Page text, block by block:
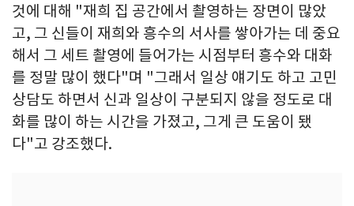
것에 대해 "재희 집 공간에서 촬영하는 장면이 많았
고, 그 신들이 재희와 흥수의 서사를 쌓아가는 데 중요
해서 그 세트 촬영에 들어가는 시점부터 흥수와 대화
를 정말 많이 했다"며 "그래서 일상 얘기도 하고 고민
상담도 하면서 신과 일상이 구분되지 않을 정도로 대
화를 많이 하는 시간을 가졌고, 그게 큰 도움이 됐
다"고 강조했다.